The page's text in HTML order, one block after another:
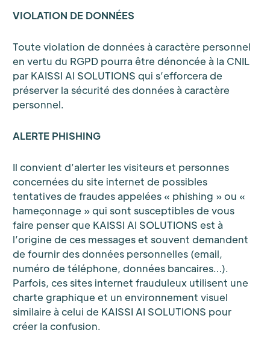
VIOLATION DE DONNÉES
Toute violation de données à caractère personnel
en vertu du RGPD pourra être dénoncée à la CNIL
par KAISSI AI SOLUTIONS qui s’efforcera de
préserver la sécurité des données à caractère
personnel.
ALERTE PHISHING
Il convient d’alerter les visiteurs et personnes
concernées du site internet de possibles
tentatives de fraudes appelées « phishing » ou «
hameçonnage » qui sont susceptibles de vous
faire penser que KAISSI AI SOLUTIONS est à
l’origine de ces messages et souvent demandent
de fournir des données personnelles (email,
numéro de téléphone, données bancaires…).
Parfois, ces sites internet frauduleux utilisent une
charte graphique et un environnement visuel
similaire à celui de KAISSI AI SOLUTIONS pour
créer la confusion.